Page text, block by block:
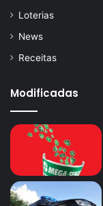
Loterias
News
Receitas
Modificadas